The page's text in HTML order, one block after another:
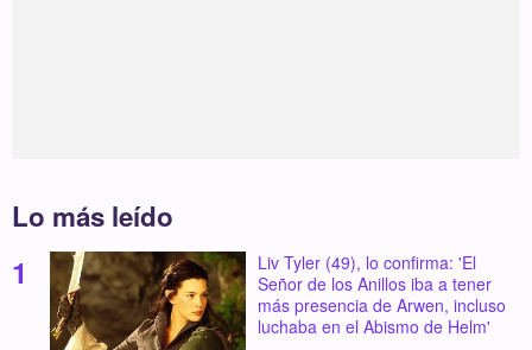
Lo más leído
Liv Tyler (49), lo confirma: 'El
Señor de los Anillos iba a tener
más presencia de Arwen, incluso
luchaba en el Abismo de Helm'